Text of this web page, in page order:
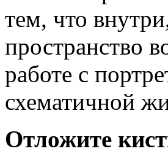
тем, что
пространство
работе с
схематичной
Отложите